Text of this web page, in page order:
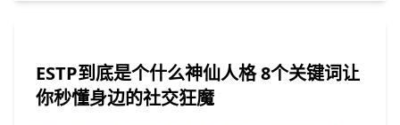
ESTP到底是个什么神仙人格 8个关键词让
你秒懂身边的社交狂魔